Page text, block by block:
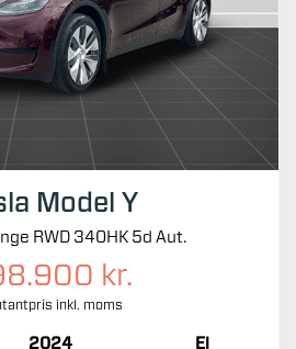
Model Y
RWD 340HK 5d Aut.
kr.
inkl. moms
2024
El